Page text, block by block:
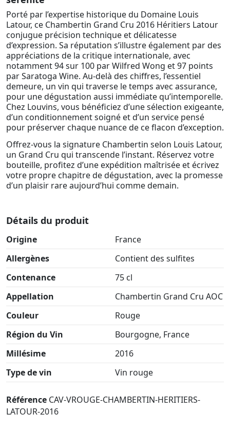
Porté par l’expertise historique du Domaine Louis
Latour, ce Chambertin Grand Cru 2016 Héritiers Latour
conjugue précision technique et délicatesse
d’expression. Sa réputation s’illustre également par des
appréciations de la critique internationale, avec
notamment 94 sur 100 par Wilfred Wong et 97 points
par Saratoga Wine. Au-delà des chiffres, l’essentiel
demeure, un vin qui traverse le temps avec assurance,
pour une dégustation aussi immédiate qu’intemporelle.
Chez Louvins, vous bénéficiez d’une sélection exigeante,
d’un conditionnement soigné et d’un service pensé
pour préserver chaque nuance de ce flacon d’exception.
Offrez-vous la signature Chambertin selon Louis Latour,
un Grand Cru qui transcende l’instant. Réservez votre
bouteille, profitez d’une expédition maîtrisée et écrivez
votre propre chapitre de dégustation, avec la promesse
d’un plaisir rare aujourd’hui comme demain.
Détails du produit
Origine
France
Allergènes
Contient des sulfites
Contenance
75 cl
Appellation
Chambertin Grand Cru AOC
Couleur
Rouge
Région du Vin
Bourgogne, France
Millésime
2016
Type de vin
Vin rouge
Référence CAV-VROUGE-CHAMBERTIN-HERITIERS-
LATOUR-2016